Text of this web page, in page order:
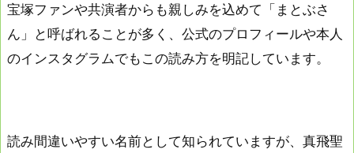
宝塚ファンや共演者からも親しみを込めて「まとぶさ
ん」と呼ばれることが多く、公式のプロフィールや本人
のインスタグラムでもこの読み方を明記しています。
読み間違いやすい名前として知られていますが、真飛聖